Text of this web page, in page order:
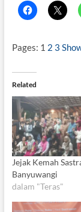
Pages: 1 2 3
Related
Jejak Kemah
Banyuwangi
dalam "Teras"